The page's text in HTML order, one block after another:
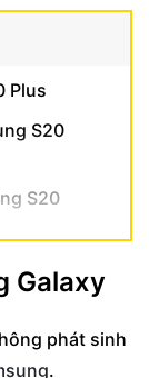
Plus
S20
S20
Galaxy
phát sinh
.